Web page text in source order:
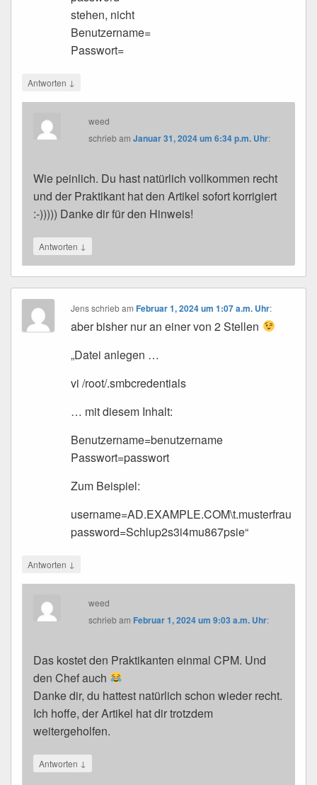
stehen, nicht
Benutzername=
Passwort=
Antworten ↓
weed
schriebamJanuar 31, 2024 um 6:34 p.m. Uhr:
Wie peinlich. Du hast natürlich vollkommen recht
und der Praktikant hat den Artikel sofort korrigiert
:-))))) Danke dir für den Hinweis!
Antworten ↓
Jens schriebamFebruar 1, 2024 um 1:07 a.m. Uhr:
aber bisher nur an einer von 2 Stellen
„Datei anlegen …
vi /root/.smbcredentials
… mit diesem Inhalt:
Benutzername=benutzername
Passwort=passwort
Zum Beispiel:
username=AD.EXAMPLE.COM\t.musterfrau
password=Schlup2s3i4mu867psie“
Antworten ↓
weed
schriebam Februar 1, 2024 um 9:03 a.m. Uhr:
Das kostet den Praktikanten einmal CPM. Und
den Chef auch
Danke dir, du hattest natürlich schon wieder recht.
Ich hoffe, der Artikel hat dir trotzdem
weitergeholfen.
Antworten ↓